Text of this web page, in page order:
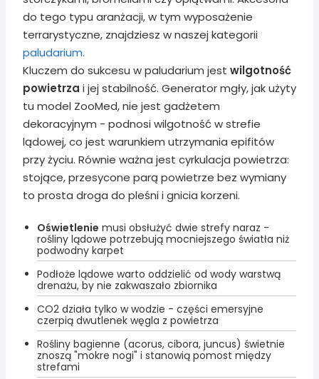
do tego typu aranżacji, w tym wyposażenie
terrarystyczne, znajdziesz w naszej kategorii
paludarium.
Kluczem do sukcesu w paludarium jest wilgotność
powietrza i jej stabilność. Generator mgły, jak użyty
tu model ZooMed, nie jest gadżetem
dekoracyjnym - podnosi wilgotność w strefie
lądowej, co jest warunkiem utrzymania epifitów
przy życiu. Równie ważna jest cyrkulacja powietrza:
stojące, przesycone parą powietrze bez wymiany
to prosta droga do pleśni i gnicia korzeni.
Oświetlenie musi obsłużyć dwie strefy naraz -
rośliny lądowe potrzebują mocniejszego światła niż
podwodny karpet
Podłoże lądowe warto oddzielić od wody warstwą
drenażu, by nie zakwaszało zbiornika
CO2 działa tylko w wodzie - części emersyjne
czerpią dwutlenek węgla z powietrza
Rośliny bagienne (acorus, cibora, juncus) świetnie
znoszą "mokre nogi" i stanowią pomost między
strefami